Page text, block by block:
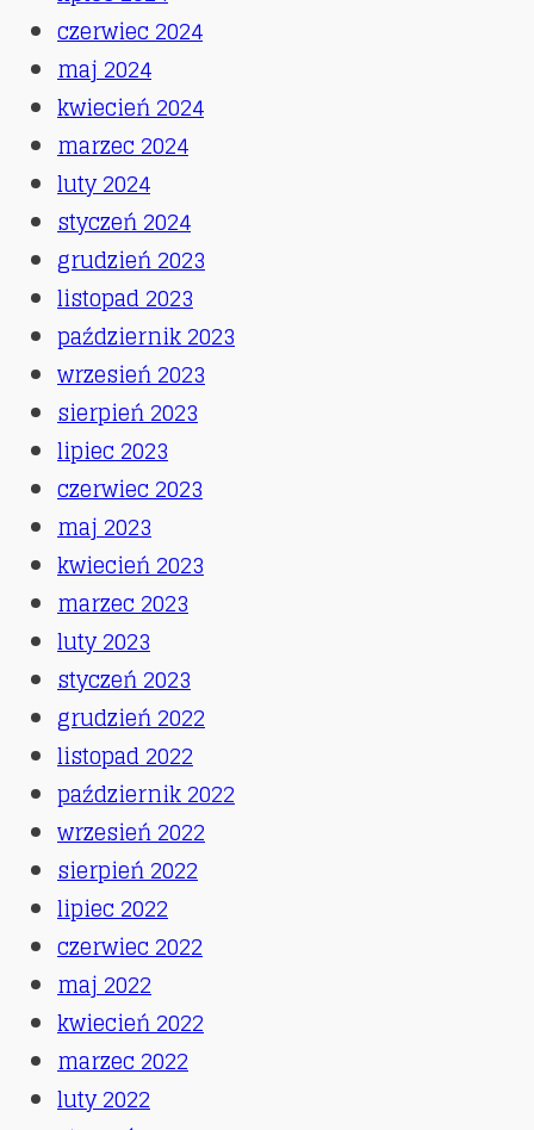
czerwiec 2024
maj 2024
kwiecień 2024
marzec 2024
luty 2024
styczeń 2024
grudzień 2023
listopad 2023
październik 2023
wrzesień 2023
sierpień 2023
lipiec 2023
czerwiec 2023
maj 2023
kwiecień 2023
marzec 2023
luty 2023
styczeń 2023
grudzień 2022
listopad 2022
październik 2022
wrzesień 2022
sierpień 2022
lipiec 2022
czerwiec 2022
maj 2022
kwiecień 2022
marzec 2022
luty 2022